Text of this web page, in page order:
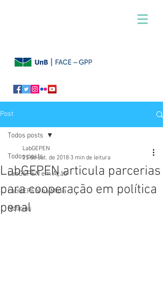
Post
Todos posts
LabGEPEN em Ação
LabGEPEN na Mídia
Notícias
Todos posts
LabGEPEN articula parcerias
para cooperação em política
penal
LabGEPEN
25 de out. de 2018 3 min de leitura